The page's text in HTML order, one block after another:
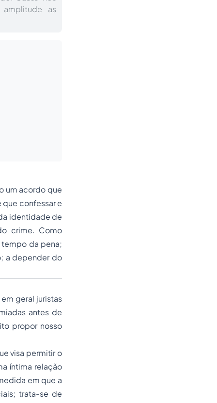
as
um acordo que
confessar e
identidade de
crime. Como
da pena;
a depender do
geral juristas
antes de
propor nosso
visa permitir o
íntima relação
em que a
trata-se de